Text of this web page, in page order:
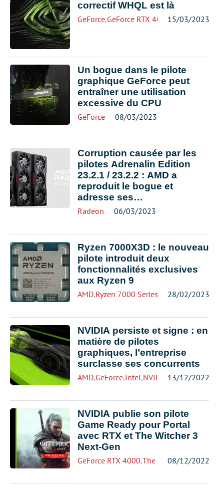
correctif WHQL est là
GeForce,GeForce RTX 4000,NVIDIA
15/03/2023
Un bogue dans le pilote
graphique GeForce peut
entraîner une utilisation
excessive du CPU
GeForce 08/03/2023
Corruption causée par les
pilotes Adrenalin Edition
23.2.1 / 23.2.2 : AMD a
reproduit le bogue et
adresse ses
recommandations
Radeon 06/03/2023
Ryzen 7000X3D : le nouveau
pilote introduit deux
fonctionnalités exclusives
aux Ryzen 9
AMD,Ryzen 7000 Series 28/02/2023
NVIDIA persiste et signe : en
matière de pilotes
graphiques, l’entreprise
surclasse ses concurrents
AMD,GeForce,Intel,NVIDIA ,Radeon
13/12/2022
NVIDIA publie son pilote
Game Ready pour Portal
avec RTX et The Witcher 3
Next-Gen
GeForce RTX 4000,The Witcher08/12/2022